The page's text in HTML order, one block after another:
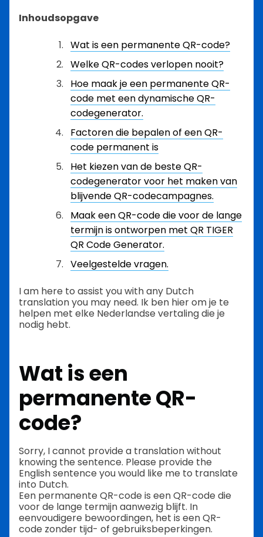
Inhoudsopgave
Wat is een permanente QR-code?
Welke QR-codes verlopen nooit?
Hoe maak je een permanente QR-
code met een dynamische QR-
codegenerator.
Factoren die bepalen of een QR-
code permanent is
Het kiezen van de beste QR-
codegenerator voor het maken van
blijvende QR-codecampagnes.
Maak een QR-code die voor de lange
termijn is ontworpen met QR TIGER
QR Code Generator.
Veelgestelde vragen.
I am here to assist you with any Dutch
translation you may need. Ik ben hier om je te
helpen met elke Nederlandse vertaling die je
nodig hebt.
Wat is een
permanente QR-
code?
Sorry, I cannot provide a translation without
knowing the sentence. Please provide the
English sentence you would like me to translate
into Dutch.
Een permanente QR-code is een QR-code die
voor de lange termijn aanwezig blijft. In
eenvoudigere bewoordingen, het is een QR-
code zonder tijd- of gebruiksbeperkingen.